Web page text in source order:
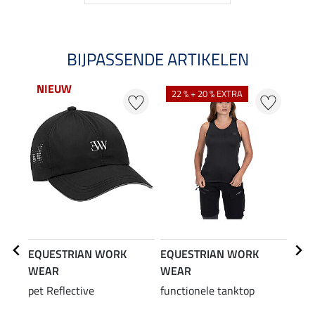
BIJPASSENDE ARTIKELEN
NIEUW
EQUESTRIAN WORK
WEAR
pet Reflective
22 % + 20 % EXTRA
EQUESTRIAN WORK
WEAR
functionele tanktop